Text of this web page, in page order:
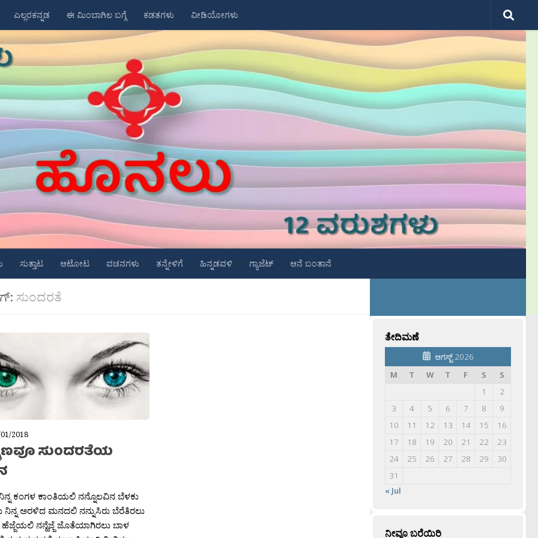
ಎಲ್ಲರಕನ್ನಡ ಈ ಮಿಂಬಾಗಿಲ ಬಗ್ಗೆ ಕಡತಗಳು ವೀಡಿಯೋಗಳು
ಸುತ್ತಾಟ ಆಟೋಟ ವಚನಗಳು ತನ್ನೇಳಿಗೆ ಹಿನ್ನಡವಳಿ ಗ್ಯಾಜೆಟ್ ಆನೆ ಬಂತಾನೆ
ಸುಂದರತೆ
2018
ಸುಂದರತೆಯ
ಕಂಗಳ ಕಾಂತಿಯಲಿ ನನ್ನೊಲವಿನ ಬೆಳಕು
ಅರಳಿದ ಮನದಲಿ ನನ್ನುಸಿರು ಬೆರೆತಿರಲು
ಹೆಜ್ಜೆಯಲಿ ನನ್ಹೆಜ್ಜೆ ಜೊತೆಯಾಗಿರಲು ಬಾಳ
ತೇದಿಮಣೆ
ಆಗಸ್ಟ್ 2026
M
T W T F S
S
1
2
3
4 5 6 7 8
9
10
11 12 13 14 15
16
17
18 19 20 21 22
23
24
25 26 27 28 29
30
31
« Jul
ನೀವೂ ಬರೆಯಿರಿ